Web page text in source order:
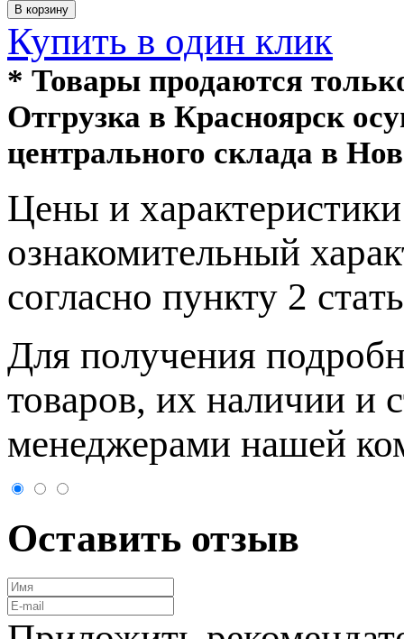
Купить в один клик
* Товары продаются
Отгрузка в Красноярск
центрального склада в
Цeны и
ознакомительный
согласно пункту 2
Для пoлучения
товaров, их нaличии и
менеджерами нашей
Оставить отзыв